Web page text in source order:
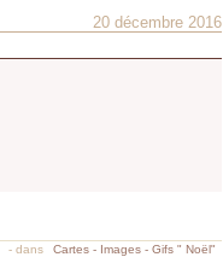
20 décembre 2016
- dans
Cartes - Images - Gifs " Noël"